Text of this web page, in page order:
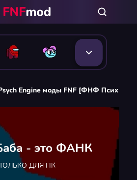
Engine моды FNF [ФНФ Псих
- это ФАНК
ДЛЯ ПК